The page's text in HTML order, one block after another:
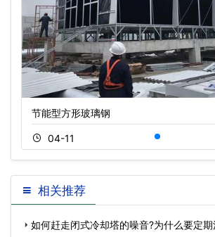
节能型方形玻璃钢
04-11
相关推荐
如何赶走闭式冷却塔的噪音?为什么要定